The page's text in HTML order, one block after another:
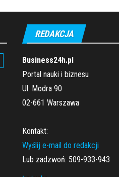
REDAKCJA
Business24h.pl
Portal nauki i biznesu
Ul. Modra 90
02-661 Warszawa
Kontakt:
Wyślij e-mail do redakcji
Lub zadzwoń: 509-933-943